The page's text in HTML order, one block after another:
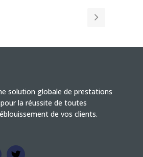
solution globale de prestations
la réussite de toutes
de vos clients.